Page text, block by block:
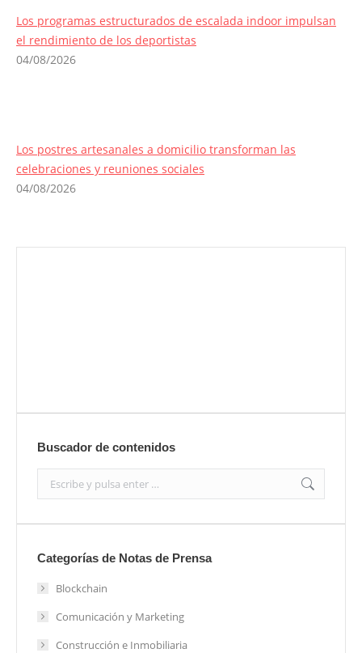
Los programas estructurados de escalada indoor impulsan
el rendimiento de los deportistas
04/08/2026
Los postres artesanales a domicilio transforman las
celebraciones y reuniones sociales
04/08/2026
Buscador de contenidos
Categorías de Notas de Prensa
Blockchain
Comunicación y Marketing
Construcción e Inmobiliaria